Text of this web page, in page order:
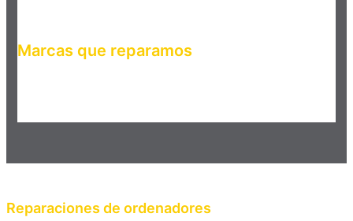
Marcas que reparamos
Reparaciones de ordenadores